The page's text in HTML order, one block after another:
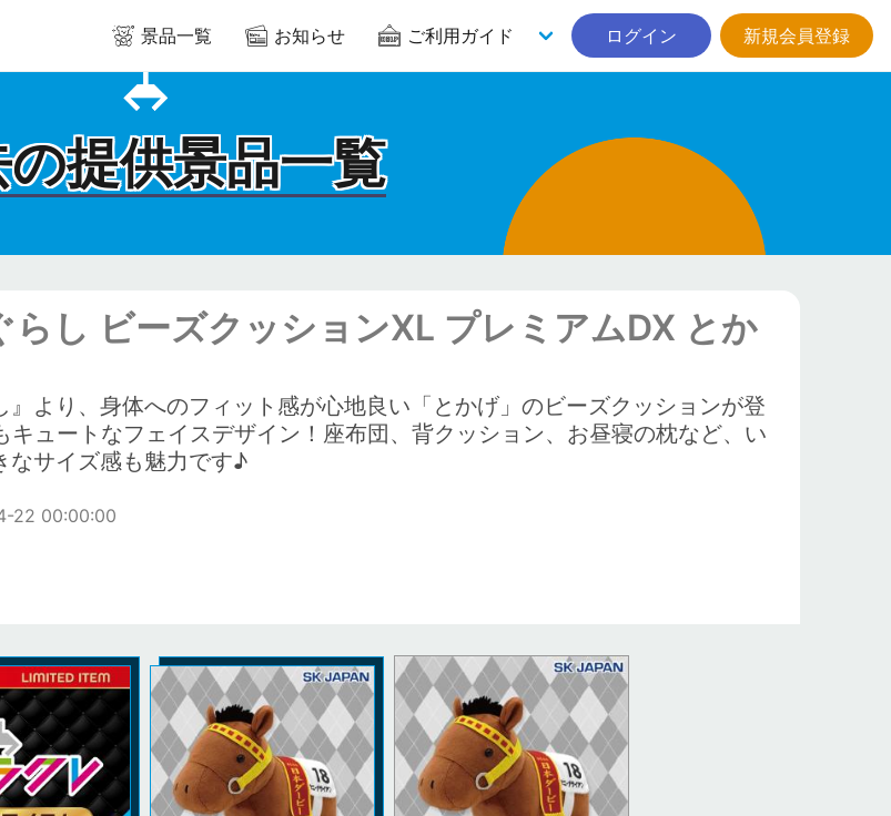
景品一覧 お知らせ ご利用ガイド ログイン 新規会員登録
提供景品一覧
らし ビーズクッションXL プレミアムDX とか
』より、身体へのフィット感が心地良い「とかげ」のビーズクッションが登
ュートなフェイスデザイン！座布団、背クッション、お昼寝の枕など、い
なサイズ感も魅力です♪
22 00:00:00